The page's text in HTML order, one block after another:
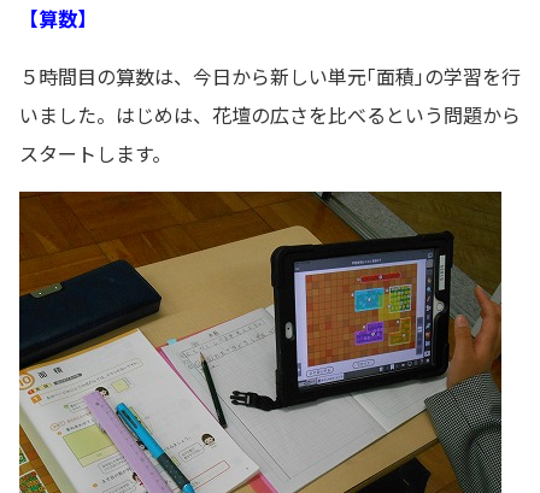
【算数】
５時間目の算数は、今日から新しい単元｢面積｣の学習を行
いました。はじめは、花壇の広さを比べるという問題から
スタートします。